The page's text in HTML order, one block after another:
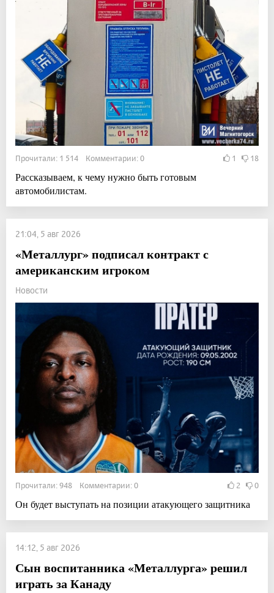
Прочитали: 1 514 Комментарии: 0 1 18
Рассказываем, к чему нужно быть готовым
автомобилистам.
21:04, 5 авг 2026
«Металлург» подписал контракт с
американским игроком
Новости
Прочитали: 948 Комментарии: 0 2 0
Он будет выступать на позиции атакующего защитника
14:12, 5 авг 2026
Сын воспитанника «Металлурга» решил
играть за Канаду